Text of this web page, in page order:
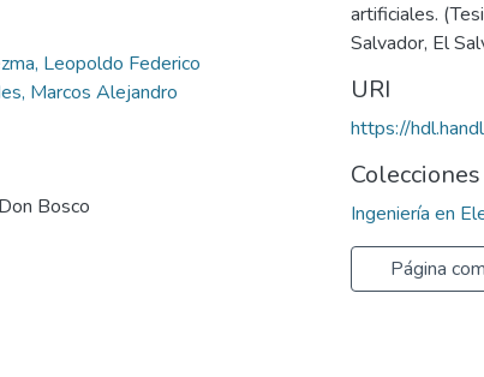
Leopoldo Federico
Marcos Alejandro
Bosco
artificiales.
Salvador, El
URI
https://
Colecciones
Ingeniería en
Página